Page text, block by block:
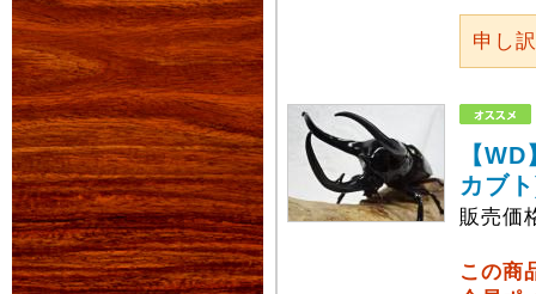
申し
【
カブ
販売価
この商